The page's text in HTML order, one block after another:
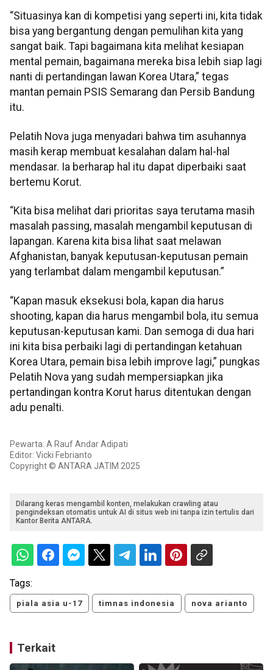
“Situasinya kan di kompetisi yang seperti ini, kita tidak
bisa yang bergantung dengan pemulihan kita yang
sangat baik. Tapi bagaimana kita melihat kesiapan
mental pemain, bagaimana mereka bisa lebih siap lagi
nanti di pertandingan lawan Korea Utara,” tegas
mantan pemain PSIS Semarang dan Persib Bandung
itu.
Pelatih Nova juga menyadari bahwa tim asuhannya
masih kerap membuat kesalahan dalam hal-hal
mendasar. Ia berharap hal itu dapat diperbaiki saat
bertemu Korut.
“Kita bisa melihat dari prioritas saya terutama masih
masalah passing, masalah mengambil keputusan di
lapangan. Karena kita bisa lihat saat melawan
Afghanistan, banyak keputusan-keputusan pemain
yang terlambat dalam mengambil keputusan.”
“Kapan masuk eksekusi bola, kapan dia harus
shooting, kapan dia harus mengambil bola, itu semua
keputusan-keputusan kami. Dan semoga di dua hari
ini kita bisa perbaiki lagi di pertandingan ketahuan
Korea Utara, pemain bisa lebih improve lagi,” pungkas
Pelatih Nova yang sudah mempersiapkan jika
pertandingan kontra Korut harus ditentukan dengan
adu penalti.
Pewarta: A Rauf Andar Adipati
Editor: Vicki Febrianto
Copyright © ANTARA JATIM 2025
Dilarang keras mengambil konten, melakukan crawling atau
pengindeksan otomatis untuk AI di situs web ini tanpa izin tertulis dari
Kantor Berita ANTARA.
Tags:
piala asia u-17 timnas indonesia nova arianto
Terkait